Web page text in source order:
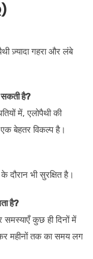
ज़्यादा गहरा और लंबे
सकती है?
में, एलोपैथी की
एक बेहतर विकल्प है।
दौरान भी सुरक्षित है।
है?
समस्याएँ कुछ ही दिनों में
महीनों तक का समय लग